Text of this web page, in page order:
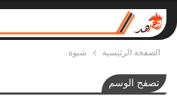
الصفحة الرئيسية شبوة
تصفح الوسم